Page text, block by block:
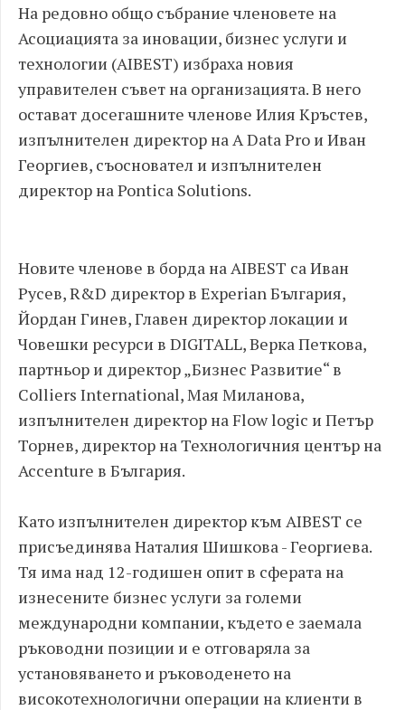
На редовно общо събрание членовете на
Асоциацията за иновации, бизнес услуги и
технологии (AIBEST) избраха новия
управителен съвет на организацията. В него
остават досегашните членове Илия Кръстев,
изпълнителен директор на A Data Pro и Иван
Георгиев, съосновател и изпълнителен
директор на Pontica Solutions.
Новите членове в борда на AIBEST са Иван
Русев, R&D директор в Experian България,
Йордан Гинев, Главен директор локации и
Човешки ресурси в DIGITALL, Верка Петкова,
партньор и директор „Бизнес Развитие“ в
Colliers International, Мая Миланова,
изпълнителен директор на Flow logic и Петър
Торнев, директор на Технологичния център на
Accenture в България.
Като изпълнителен директор към AIBEST се
присъединява Наталия Шишкова - Георгиева.
Тя има над 12-годишен опит в сферата на
изнесените бизнес услуги за големи
международни компании, където е заемала
ръководни позиции и е отговаряла за
установяването и ръководенето на
високотехнологични операции на клиенти в